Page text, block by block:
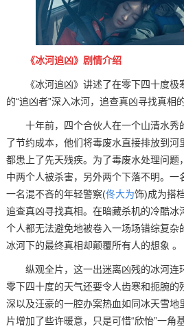
《冰河追凶》剧情介绍
《冰河追凶》讲述了在零下四十度
的“追凶者”深入冰河，追查真凶寻找真相
十年前，四个合伙人在一个山清水秀
了节约成本，他们将毒废水直接排放到河
都患上了先天残疾。为了毒废水处理问题
中两个人被杀害，另外两个下落不明。一
一名混不吝的年轻警察(佟大为饰)成为搭
追查真凶寻找真相。在暗藏杀机的冷酷冰
个人都无法避免地被卷入一场场错综复杂
冰河下的最终真相却颠覆所有人的想象 。
纵观全片，这一出迷离凶残的冰河连
零下四十度的天气还要令人齿寒和扼腕的
深以及汪豪的一腔办案热血如同冰天雪地
片增加了些许暖意，只是可惜“欣怡”一角